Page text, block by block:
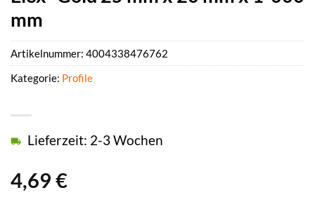
mm
4,69 €
Lieferzeit: 2-3 Wochen
Artikelnummer: 4004338476762
Kategorie: Profile